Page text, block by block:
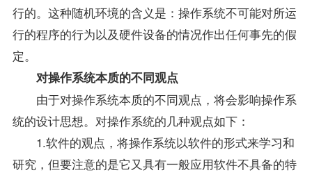
行的。这种随机环境的含义是：操作系统不可能对所运
行的程序的行为以及硬件设备的情况作出任何事先的假
定。
对操作系统本质的不同观点
由于对操作系统本质的不同观点，将会影响操作系
统的设计思想。对操作系统的几种观点如下：
1.软件的观点，将操作系统以软件的形式来学习和
研究，但要注意的是它又具有一般应用软件不具备的特